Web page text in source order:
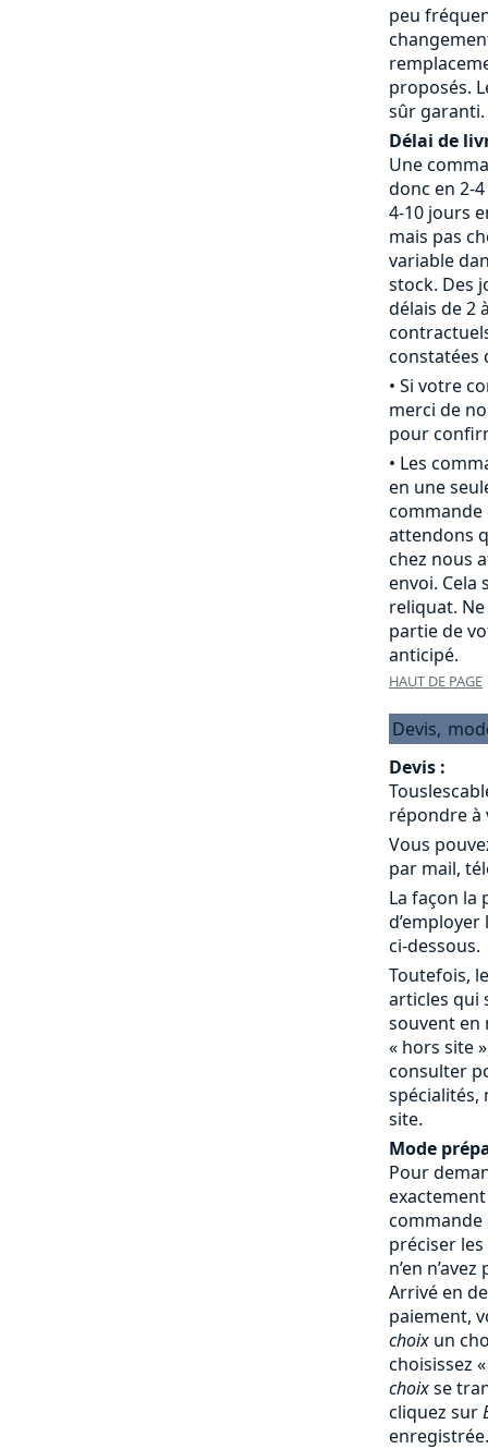
peu
proposés.
sûr garanti.
Délai de
Une
donc en 2-
4-10 jours
mais pas
variable
stock. Des
délais de 2
constatées
• Si votre
merci de
pour
• Les
en une
attendons
chez nous
envoi. Cela
reliquat.
partie de
anticipé.
HAUT DE PAGE
Devis,
Devis :
répondre à
Vous
par mail,
La façon la
ci-dessous.
Toutefois,
articles qui
souvent en
« hors site
consulter
spécialités,
site.
Mode
Pour
commande
préciser
n’en
Arrivé en
paiement,
choix un
choisissez
choixse
cliquez sur
enregistrée.